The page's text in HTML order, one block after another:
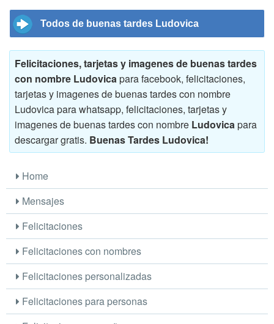
Todos de buenas tardes Ludovica
Felicitaciones, tarjetas y imagenes de buenas tardes
con nombre Ludovicapara facebook, felicitaciones,
tarjetas y imagenes de buenas tardes con nombre
Ludovica para whatsapp, felicitaciones, tarjetas y
imagenes de buenas tardes con nombre Ludovicapara
descargar gratis. Buenas Tardes Ludovica!
Home
Mensajes
Felicitaciones
Felicitaciones con nombres
Felicitaciones personalizadas
Felicitaciones para personas